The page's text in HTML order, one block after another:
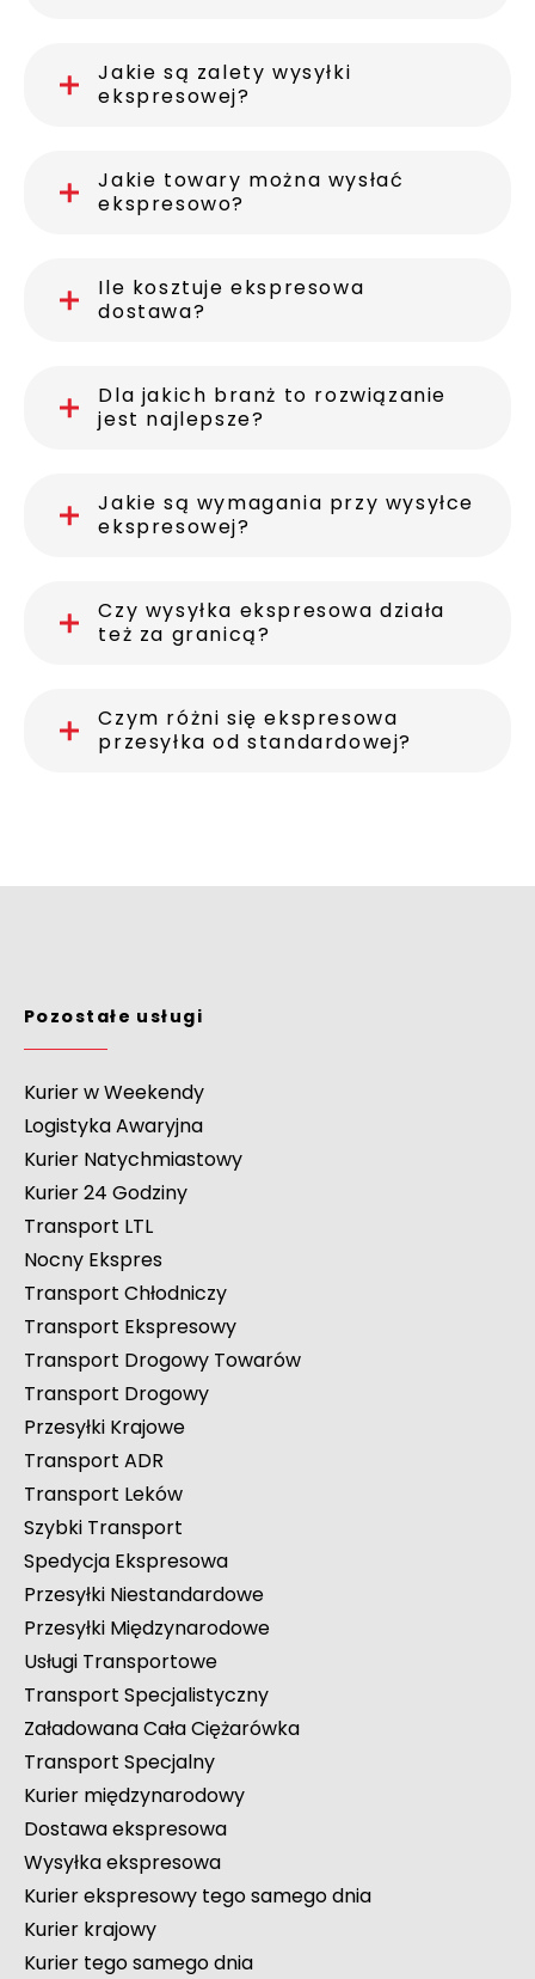
Jakie są zalety wysyłki
ekspresowej?
Jakie towary można wysłać
ekspresowo?
Ile kosztuje ekspresowa
dostawa?
Dla jakich branż to rozwiązanie
jest najlepsze?
Jakie są wymagania przy wysyłce
ekspresowej?
Czy wysyłka ekspresowa działa
też za granicą?
Czym różni się ekspresowa
przesyłka od standardowej?
Pozostałe usługi
Kurier w Weekendy
Logistyka Awaryjna
Kurier Natychmiastowy
Kurier 24 Godziny
Transport LTL
Nocny Ekspres
Transport Chłodniczy
Transport Ekspresowy
Transport Drogowy Towarów
Transport Drogowy
Przesyłki Krajowe
Transport ADR
Transport Leków
Szybki Transport
Spedycja Ekspresowa
Przesyłki Niestandardowe
Przesyłki Międzynarodowe
Usługi Transportowe
Transport Specjalistyczny
Załadowana Cała Ciężarówka
Transport Specjalny
Kurier międzynarodowy
Dostawa ekspresowa
Wysyłka ekspresowa
Kurier ekspresowy tego samego dnia
Kurier krajowy
Kurier tego samego dnia